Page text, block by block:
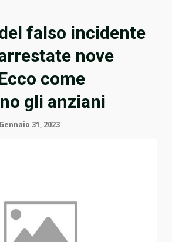
falso incidente
nove
come
gli anziani
Gennaio 31, 2023